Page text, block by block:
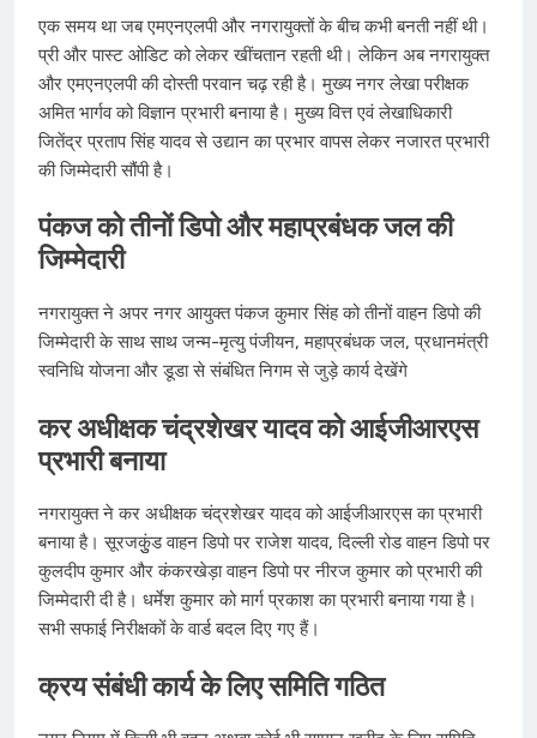
एक समय था जब एमएनएलपी और नगरायुक्तों के बीच कभी बनती नहीं थी।
प्री और पास्ट ओडिट को लेकर खींचतान रहती थी। लेकिन अब नगरायुक्त
और एमएनएलपी की दोस्ती परवान चढ़ रही है। मुख्य नगर लेखा परीक्षक
अमित भार्गव को विज्ञान प्रभारी बनाया है। मुख्य वित्त एवं लेखाधिकारी
जितेंद्र प्रताप सिंह यादव से उद्यान का प्रभार वापस लेकर नजारत प्रभारी
की जिम्मेदारी सौंपी है।
पंकज को तीनों डिपो और महाप्रबंधक जल की
जिम्मेदारी
नगरायुक्त ने अपर नगर आयुक्त पंकज कुमार सिंह को तीनों वाहन डिपो की
जिम्मेदारी के साथ साथ जन्म-मृत्यु पंजीयन, महाप्रबंधक जल, प्रधानमंत्री
स्वनिधि योजना और डूडा से संबंधित निगम से जुड़े कार्य देखेंगे
कर अधीक्षक चंद्रशेखर यादव को आईजीआरएस
प्रभारी बनाया
नगरायुक्त ने कर अधीक्षक चंद्रशेखर यादव को आईजीआरएस का प्रभारी
बनाया है। सूरजकुुंड वाहन डिपो पर राजेश यादव, दिल्ली रोड वाहन डिपो पर
कुलदीप कुमार और कंकरखेड़ा वाहन डिपो पर नीरज कुमार को प्रभारी की
जिम्मेदारी दी है। धर्मेश कुमार को मार्ग प्रकाश का प्रभारी बनाया गया है।
सभी सफाई निरीक्षकों के वार्ड बदल दिए गए हैं।
क्रय संबंधी कार्य के लिए समिति गठित